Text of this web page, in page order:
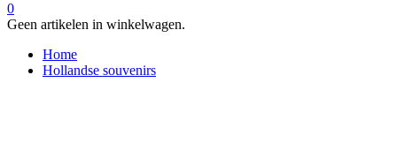
0
Geen artikelen in winkelwagen.
Home
Hollandse souvenirs